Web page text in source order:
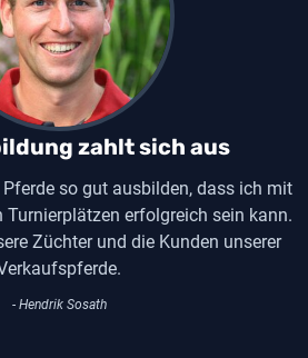
zahlt sich aus
so gut ausbilden, dass ich mit
erfolgreich sein kann.
Züchter und die Kunden unserer
- Hendrik Sosath